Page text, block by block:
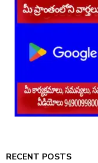
RECENT POSTS